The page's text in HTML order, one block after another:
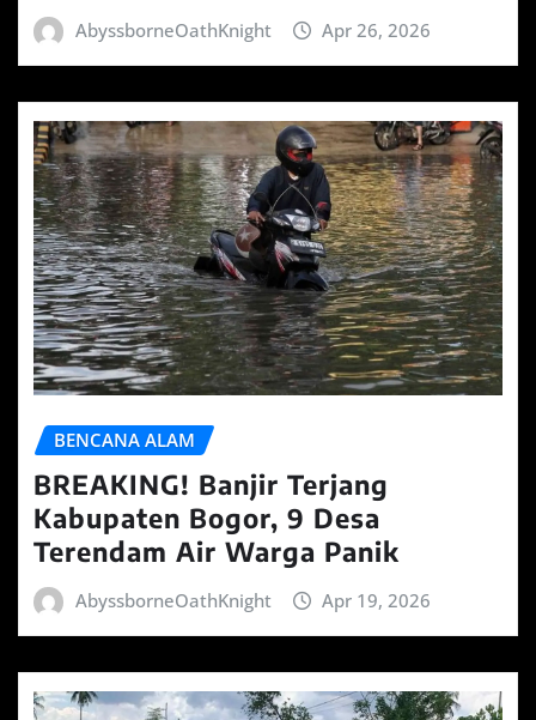
AbyssborneOathKnight Apr 26, 2026
BENCANA ALAM
BREAKING! Banjir Terjang
Kabupaten Bogor, 9 Desa
Terendam Air Warga Panik
AbyssborneOathKnight Apr 19, 2026